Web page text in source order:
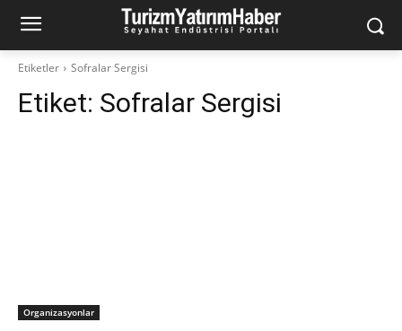
Etiketler Sofralar Sergisi
Etiket: Sofralar Sergisi
Organizasyonlar